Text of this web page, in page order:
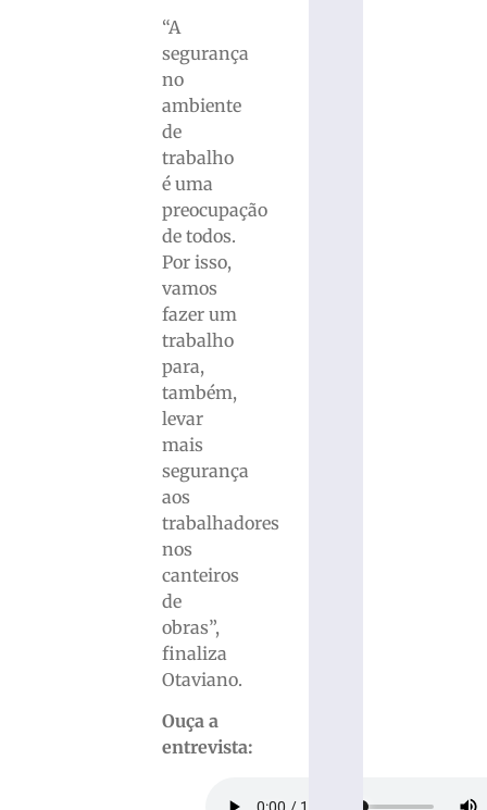
“A
segurança
no
ambiente
de
trabalho
é uma
preocupação
de todos.
Por isso,
vamos
fazer um
trabalho
para,
também,
levar
mais
segurança
aos
trabalhadores
nos
canteiros
de
obras”,
finaliza
Otaviano.
Ouça a
entrevista: